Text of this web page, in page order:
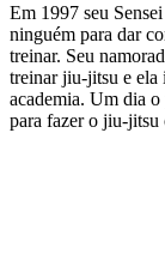
Em 1997 seu
ninguém para dar
treinar. Seu
treinar jiu-jitsu e ela
academia. Um dia
para fazer o jiu-jitsu